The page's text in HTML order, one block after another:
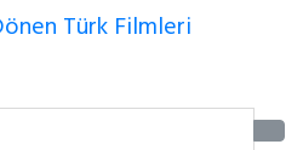
Türk Filmleri